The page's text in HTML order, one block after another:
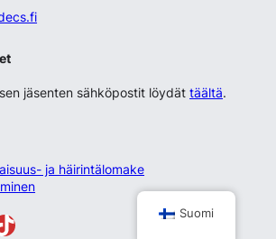
jäsenten sähköpostit löydättäältä.
ja häirintälomake
Suomi